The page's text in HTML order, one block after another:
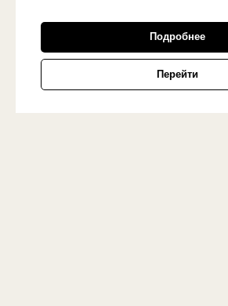
Подробнее
Перейти